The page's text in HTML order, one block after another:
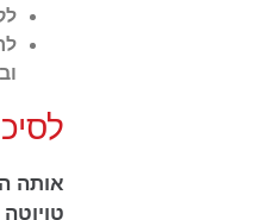
אותה